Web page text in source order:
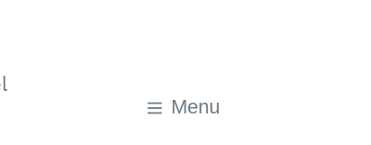
Menu